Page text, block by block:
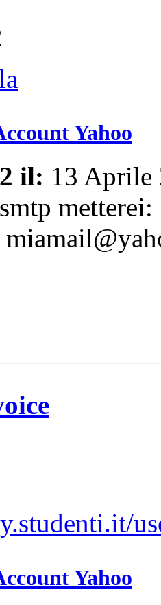
Yahoo
il: 13 Aprile
metterei:
Yahoo